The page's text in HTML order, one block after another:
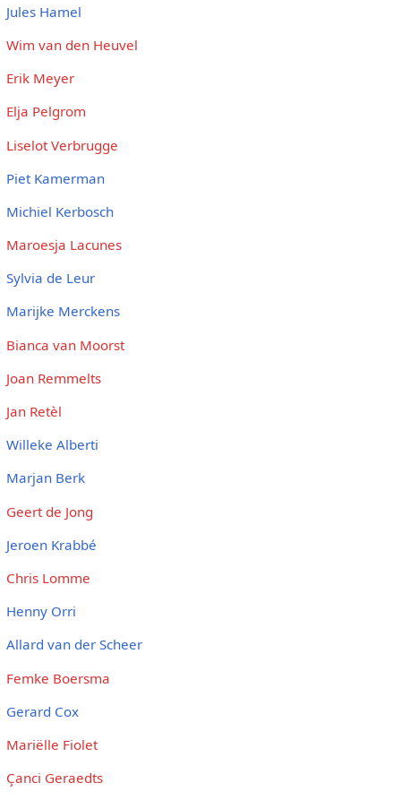
Jules Hamel
Wim van den Heuvel
Erik Meyer
Elja Pelgrom
Liselot Verbrugge
Piet Kamerman
Michiel Kerbosch
Maroesja Lacunes
Sylvia de Leur
Marijke Merckens
Bianca van Moorst
Joan Remmelts
Jan Retèl
Willeke Alberti
Marjan Berk
Geert de Jong
Jeroen Krabbé
Chris Lomme
Henny Orri
Allard van der Scheer
Femke Boersma
Gerard Cox
Mariëlle Fiolet
Çanci Geraedts